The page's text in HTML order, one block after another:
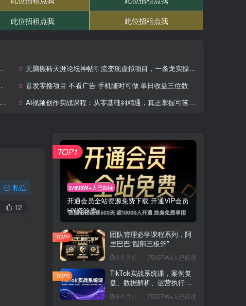
无脑搬砖天涯论坛神帖引流变现虚拟项目，一条龙实操玩法实操一天200+【附资源】
首发零撸项目 不看广告 手机随时可做 单日收益三位数
AI视频创作实战课程：从零基础到精通，真正掌握可落地、能变现的AI视频创作全栈能力
私信
12
97693W+人已阅读
开通会员全站资源免费下载 开通VIP会员
HY资源库
TOP1
团队管理必学课程系列，阿
里巴巴“腿部三板斧”
8个月前 75957W+人已阅读
TOP2
TikTok实战系统课，案例复
盘、数据解析、运营执行，
（更新）
8个月前 75957W+人已阅读
TOP3